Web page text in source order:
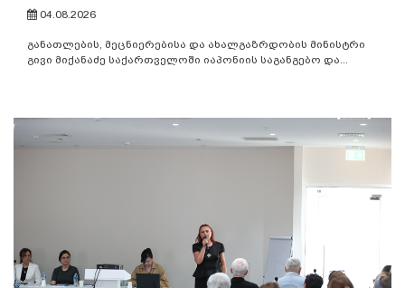
04.08.2026
განათლების, მეცნიერებისა და ახალგაზრდობის მინისტრი
გივი მიქანაძე საქართველოში იაპონიის საგანგებო და...